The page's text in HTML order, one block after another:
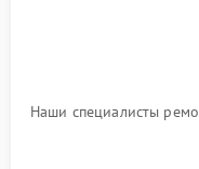
Наши специалисты